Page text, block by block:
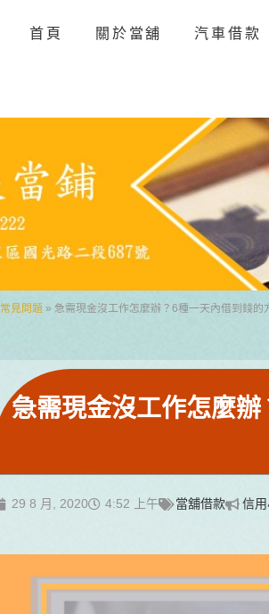
首頁 關於當舖 汽車借款
常見問題 » 急需現金沒工作怎麼辦？6種一天內借到錢的
急需現金沒工作怎麼
29 8 月, 2020 4:52 上午 當舖借款 信用